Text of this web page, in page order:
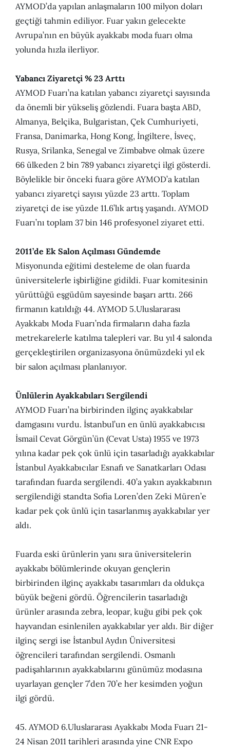
AYMOD’da yapılan anlaşmaların 100 milyon doları
geçtiği tahmin ediliyor. Fuar yakın gelecekte
Avrupa’nın en büyük ayakkabı moda fuarı olma
yolunda hızla ilerliyor.
Yabancı Ziyaretçi % 23 Arttı
AYMOD Fuarı’na katılan yabancı ziyaretçi sayısında
da önemli bir yükseliş gözlendi. Fuara başta ABD,
Almanya, Belçika, Bulgaristan, Çek Cumhuriyeti,
Fransa, Danimarka, Hong Kong, İngiltere, İsveç,
Rusya, Srilanka, Senegal ve Zimbabve olmak üzere
66 ülkeden 2 bin 789 yabancı ziyaretçi ilgi gösterdi.
Böylelikle bir önceki fuara göre AYMOD’a katılan
yabancı ziyaretçi sayısı yüzde 23 arttı. Toplam
ziyaretçi de ise yüzde 11.6’lık artış yaşandı. AYMOD
Fuarı’nı toplam 37 bin 146 profesyonel ziyaret etti.
2011’de Ek Salon Açılması Gündemde
Misyonunda eğitimi desteleme de olan fuarda
üniversitelerle işbirliğine gidildi. Fuar komitesinin
yürüttüğü eşgüdüm sayesinde başarı arttı. 266
firmanın katıldığı 44. AYMOD 5.Uluslararası
Ayakkabı Moda Fuarı’nda firmaların daha fazla
metrekarelerle katılma talepleri var. Bu yıl 4 salonda
gerçekleştirilen organizasyona önümüzdeki yıl ek
bir salon açılması planlanıyor.
Ünlülerin Ayakkabıları Sergilendi
AYMOD Fuarı’na birbirinden ilginç ayakkabılar
damgasını vurdu. İstanbul’un en ünlü ayakkabıcısı
İsmail Cevat Görgün’ün (Cevat Usta) 1955 ve 1973
yılına kadar pek çok ünlü için tasarladığı ayakkabılar
İstanbul Ayakkabıcılar Esnafı ve Sanatkarları Odası
tarafından fuarda sergilendi. 40’a yakın ayakkabının
sergilendiği standta Sofia Loren’den Zeki Müren’e
kadar pek çok ünlü için tasarlanmış ayakkabılar yer
aldı.
Fuarda eski ürünlerin yanı sıra üniversitelerin
ayakkabı bölümlerinde okuyan gençlerin
birbirinden ilginç ayakkabı tasarımları da oldukça
büyük beğeni gördü. Öğrencilerin tasarladığı
ürünler arasında zebra, leopar, kuğu gibi pek çok
hayvandan esinlenilen ayakkabılar yer aldı. Bir diğer
ilginç sergi ise İstanbul Aydın Üniversitesi
öğrencileri tarafından sergilendi. Osmanlı
padişahlarının ayakkabılarını günümüz modasına
uyarlayan gençler 7’den 70’e her kesimden yoğun
ilgi gördü.
45. AYMOD 6.Uluslararası Ayakkabı Moda Fuarı 21-
24 Nisan 2011 tarihleri arasında yine CNR Expo